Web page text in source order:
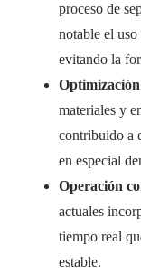
proceso de
notable el uso
evitando la
materiales y
contribuido a
en especial
Operación
actuales
tiempo real
estable.